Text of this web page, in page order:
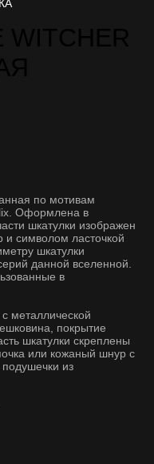
по мотивам
Оформлена в
шкатулки изображен
символом ласточкой
шкатулки
данной вселенной.
в
металлической
покрытие
шкатулки скреплены
или кожаный шнур с
из